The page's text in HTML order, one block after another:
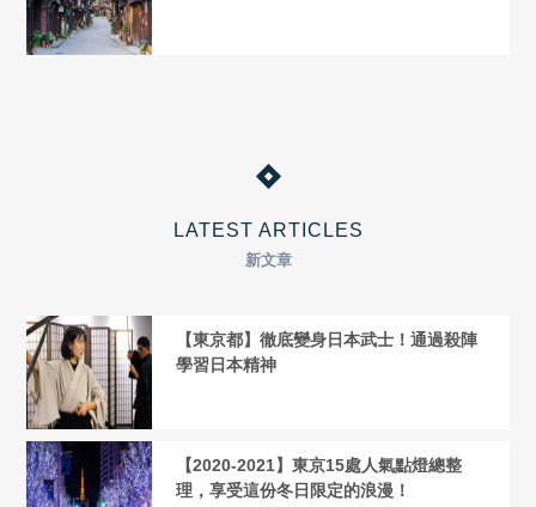
LATEST ARTICLES
新文章
【東京都】徹底變身日本武士！通過殺陣
學習日本精神
【2020-2021】東京15處人氣點燈總整
理，享受這份冬日限定的浪漫！